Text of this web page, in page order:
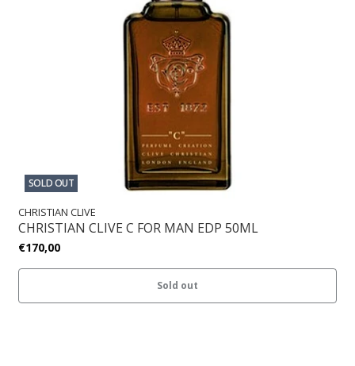
SOLD OUT
CHRISTIAN CLIVE
CHRISTIAN CLIVE C FOR MAN EDP 50ML
€170,00
Sold out